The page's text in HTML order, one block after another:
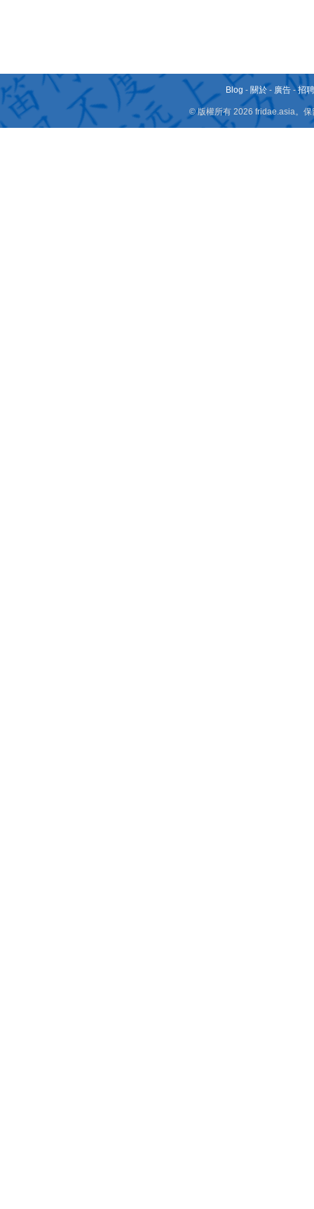
Blog - 關於 - 廣告 -招
© 版權所有 2026 fridae.asia。